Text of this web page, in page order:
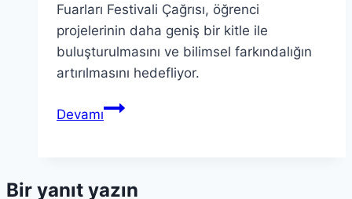
Fuarları Festivali Çağrısı, öğrenci
projelerinin daha geniş bir kitle ile
buluşturulmasını ve bilimsel farkındalığın
artırılmasını hedefliyor.
DevamıTÜBİTAK
Başvuru
Bir yanıt yazın